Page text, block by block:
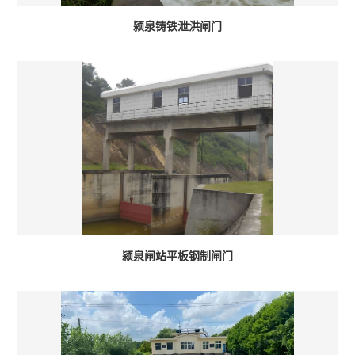
颍泉铸铁泄洪闸门
颍泉闸站平板钢制闸门